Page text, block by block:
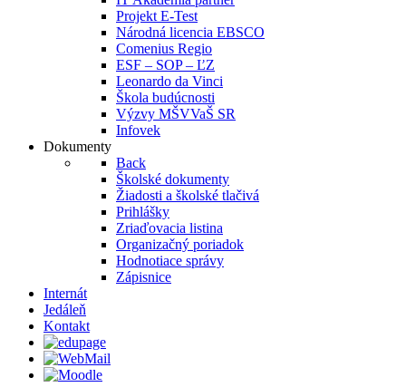
Projekt E-Test
Národná licencia EBSCO
Comenius Regio
ESF – SOP – ĽZ
Leonardo da Vinci
Škola budúcnosti
Výzvy MŠVVaŠ SR
Infovek
Dokumenty
Back
Školské dokumenty
Žiadosti a školské tlačivá
Prihlášky
Zriaďovacia listina
Organizačný poriadok
Hodnotiace správy
Zápisnice
Internát
Jedáleň
Kontakt